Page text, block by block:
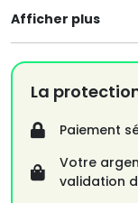
vaisselle)
La présence de
cachet non
du cours actuel de
contenant de l'OR
C’est
Afficher plus
La
Paiement
Votre
validation